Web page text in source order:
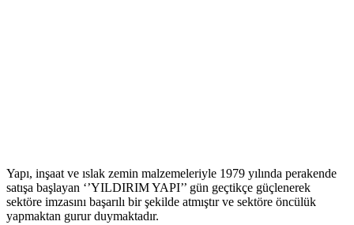
Yapı, inşaat ve ıslak zemin malzemeleriyle 1979 yılında perakende
satışa başlayan ‘’YILDIRIM YAPI’’ gün geçtikçe güçlenerek
sektöre imzasını başarılı bir şekilde atmıştır ve sektöre öncülük
yapmaktan gurur duymaktadır.